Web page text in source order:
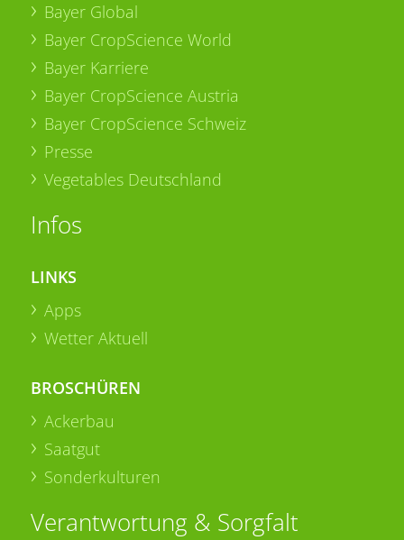
Bayer Global
Bayer CropScience World
Bayer Karriere
Bayer CropScience Austria
Bayer CropScience Schweiz
Presse
Vegetables Deutschland
Infos
LINKS
Apps
Wetter Aktuell
BROSCHÜREN
Ackerbau
Saatgut
Sonderkulturen
Verantwortung & Sorgfalt